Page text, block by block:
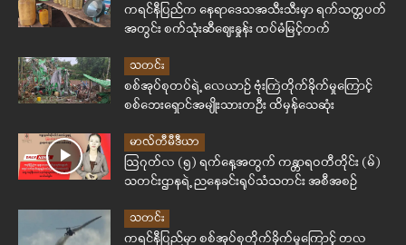
ကရင်နီပြည်က နေရာဒေသအသီးသီးမှာ ရက်သတ္တပတ်
အတွင်း စက်သုံးဆီဈေးနှုန်း ထပ်မံမြင့်တက်
သတင်း
စစ်အုပ်စုတပ်ရဲ့ လေယာဉ် ဗုံးကြဲတိုက်ခိုက်မှုကြောင့်
စစ်ဘေးရှောင်အမျိုးသားတဦး ထိမှန်သေဆုံး
မာလ်တီမီဒီယာ
ဩဂုတ်လ (၅) ရက်နေ့အတွက် ကန္တာရဝတီတိုင်း (မ်)
သတင်းဌာနရဲ့ ညနေခင်းရုပ်သံသတင်း အစီအစဉ်
သတင်း
ကရင်နီပြည်မှာ စစ်အုပ်စုတိုက်ခိုက်မှုကြောင့် တလ